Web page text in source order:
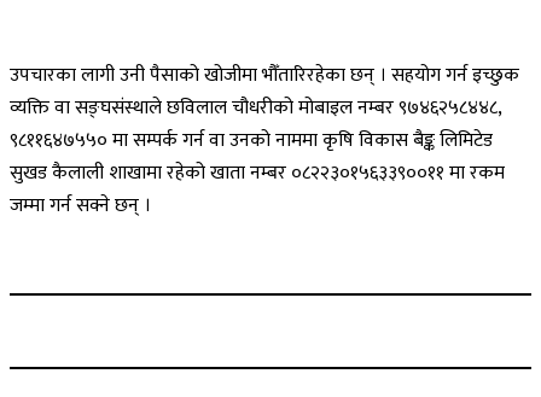
उपचारका लागी उनी पैसाको खोजीमा भौँतारिरहेका छन् । सहयोग गर्न इच्छुक
व्यक्ति वा सङ्घसंस्थाले छविलाल चौधरीको मोबाइल नम्बर ९७४६२५८४४८,
९८११६४७५५० मा सम्पर्क गर्न वा उनको नाममा कृषि विकास बैङ्क लिमिटेड
सुखड कैलाली शाखामा रहेको खाता नम्बर ०८२२३०१५६३३९००११ मा रकम
जम्मा गर्न सक्ने छन् ।